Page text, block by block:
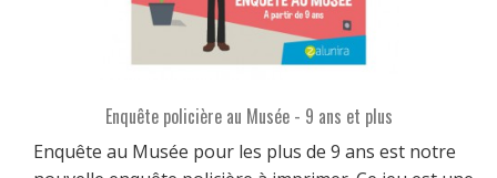
Enquête policière au Musée - 9 ans et plus
Enquête au Musée pour les plus de 9 ans est notre